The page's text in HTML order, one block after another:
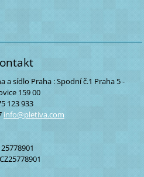
a sídlo Praha :Spodní č.1 Praha 5 -
159 00
123 933
info@pletiva.com
25778901